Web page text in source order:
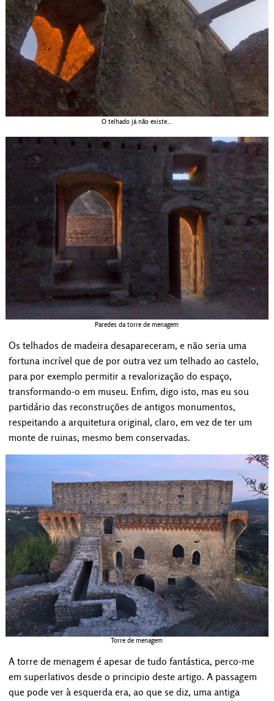
O telhado já não existe…
Paredes da torre de menagem
Os telhados de madeira desapareceram, e não seria uma
fortuna incrível que de por outra vez um telhado ao castelo,
para por exemplo permitir a revalorização do espaço,
transformando-o em museu. Enfim, digo isto, mas eu sou
partidário das reconstruções de antigos monumentos,
respeitando a arquitetura original, claro, em vez de ter um
monte de ruinas, mesmo bem conservadas.
Torre de menagem
A torre de menagem é apesar de tudo fantástica, perco-me
em superlativos desde o principio deste artigo. A passagem
que pode ver à esquerda era, ao que se diz, uma antiga